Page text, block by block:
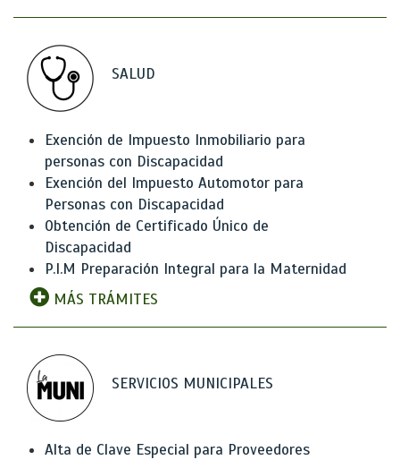
SALUD
Exención de Impuesto Inmobiliario para
personas con Discapacidad
Exención del Impuesto Automotor para
Personas con Discapacidad
Obtención de Certificado Único de
Discapacidad
P.I.M Preparación Integral para la Maternidad
MÁS TRÁMITES
SERVICIOS MUNICIPALES
Alta de Clave Especial para Proveedores